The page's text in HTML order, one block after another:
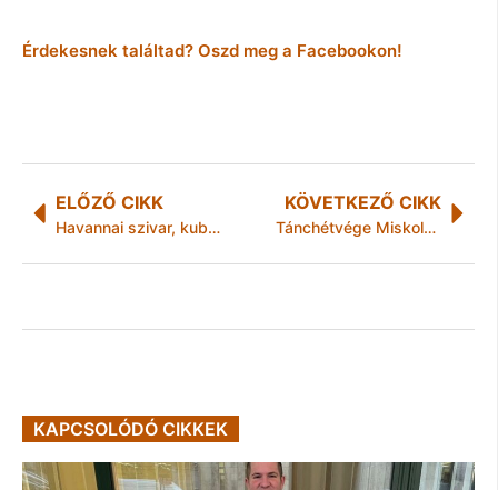
Érdekesnek találtad? Oszd meg a Facebookon!
ELŐZŐ CIKK
Havannai szivar, kubai diktátor
KÖVETKEZŐ CIKK
Tánchétvége Miskolcon 2012
KAPCSOLÓDÓ CIKKEK